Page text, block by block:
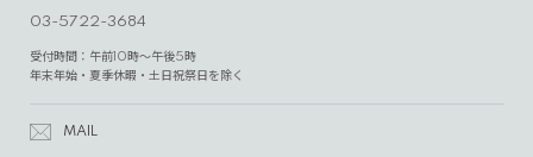
03-5722-3684
受付時間：午前10時～午後5時
年末年始・夏季休暇・土日祝祭日を除く
MAIL